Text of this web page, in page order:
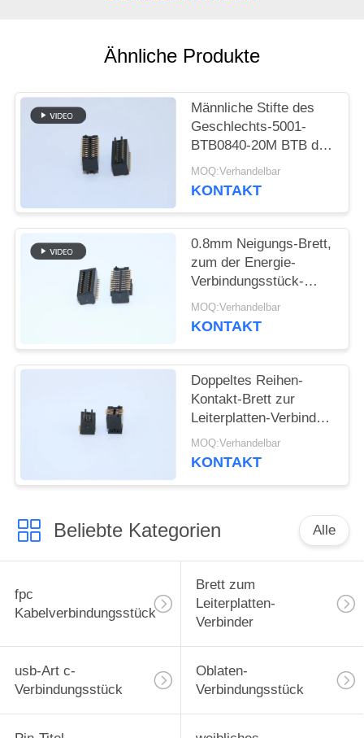
PRIVACY
POLICY
Ähnliche Produkte
Männliche Stifte des
Geschlechts-5001-
BTB0840-20M BTB des
Verbindungsstück-
0.8mm der Neigungs-
MOQ:Verhandelbar
KONTAKT
0.8mm Neigungs-Brett,
zum der Energie-
Verbindungsstück-
weiblichen Art 5001-
BTB0830-20F zu
MOQ:Verhandelbar
KONTAKT
Doppeltes Reihen-
Kontakt-Brett zur
Leiterplatten-Verbinder-
männlichen Art
Neigung 4.0mm 5001-
MOQ:Verhandelbar
KONTAKT
Beliebte Kategorien Alle
fpc
Kabelverbindungsstück
Brett zum
Leiterplatten-
Verbinder
usb-Art c-
Verbindungsstück
Oblaten-
Verbindungsstück